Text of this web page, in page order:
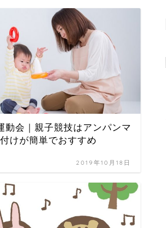
動会｜親子競技はアンパンマ
けが簡単でおすすめ
2019年10月18日